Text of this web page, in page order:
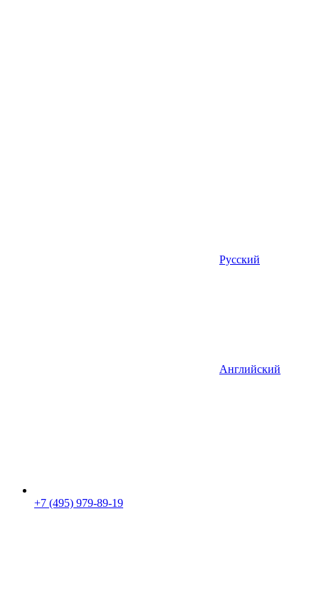
Русский
Английский
+7 (495) 979-89-19